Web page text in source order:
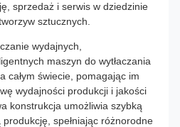
sprzedaż i serwis w dziedzinie
sztucznych.
wydajnych,
maszyn do wytłaczania
całym świecie, pomagając im
wydajności produkcji i jakości
konstrukcja umożliwia szybką
spełniając różnorodne